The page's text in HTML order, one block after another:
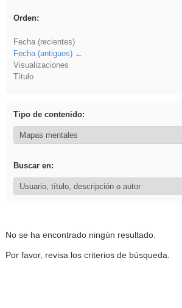
Orden:
Fecha (recientes)
Fecha (antiguos)
Visualizaciones
Título
Tipo de contenido:
Buscar en:
No se ha encontrado ningún resultado.
Por favor, revisa los criterios de búsqueda.